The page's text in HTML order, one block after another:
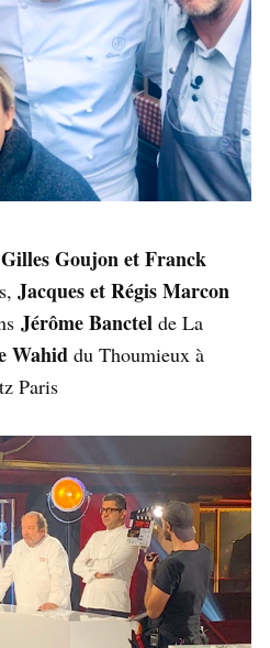
Gilles Goujon et Franck
Jacques et Régis Marcon
Jérôme Banctel de La
Wahid du Thoumieux à
Paris